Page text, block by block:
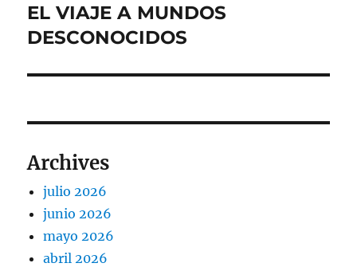
siguiente:
EL VIAJE A MUNDOS
DESCONOCIDOS
Archives
julio 2026
junio 2026
mayo 2026
abril 2026